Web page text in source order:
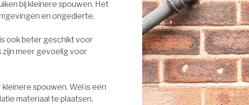
bij kleinere spouwen. Het
en ongedierte.
ook beter geschikt voor
zijn meer gevoelig voor
spouwen. Wel is een
materiaal te plaatsen.